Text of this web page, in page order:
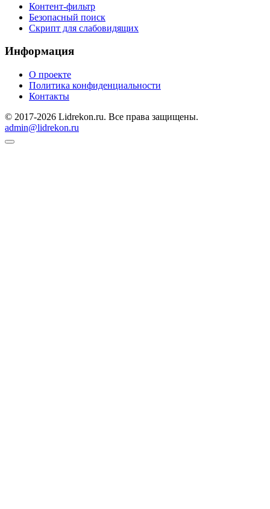
Контент-фильтр
Безопасный поиск
Скрипт для слабовидящих
Информация
О проекте
Политика конфиденциальности
Контакты
© 2017-2026 Lidrekon.ru. Все права защищены.
admin@lidrekon.ru